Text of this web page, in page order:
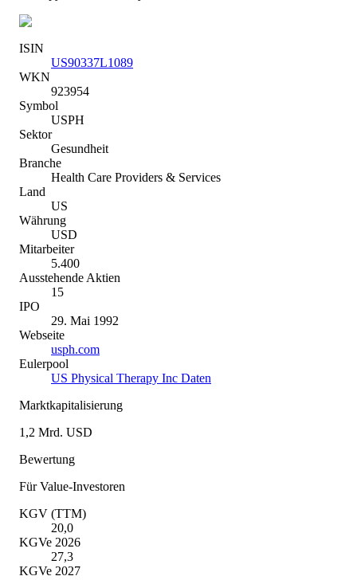
ISIN
US90337L1089
WKN
923954
Symbol
USPH
Sektor
Gesundheit
Branche
Health Care Providers & Services
Land
US
Währung
USD
Mitarbeiter
5.400
Ausstehende Aktien
15
IPO
29. Mai 1992
Webseite
usph.com
Eulerpool
US Physical Therapy Inc Daten
Marktkapitalisierung
1,2 Mrd. USD
Bewertung
Für Value-Investoren
KGV (TTM)
20,0
KGVe 2026
27,3
KGVe 2027